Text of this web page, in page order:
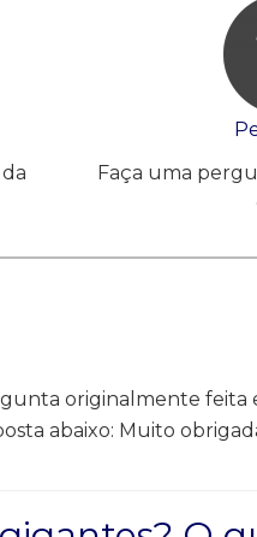
Faça uma
originalmente feita
abaixo: Muito